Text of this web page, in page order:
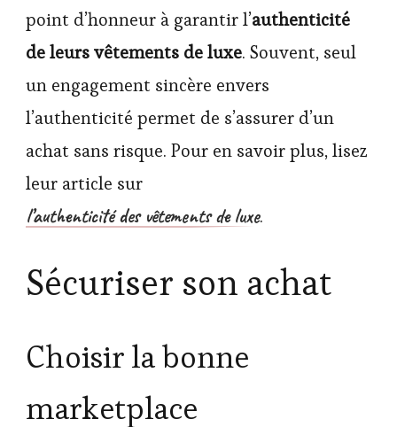
point d’honneur à garantir l’authenticité
de leurs vêtements de luxe. Souvent, seul
un engagement sincère envers
l’authenticité permet de s’assurer d’un
achat sans risque. Pour en savoir plus, lisez
leur article sur
l’authenticité des vêtements de luxe.
Sécuriser son achat
Choisir la bonne
marketplace